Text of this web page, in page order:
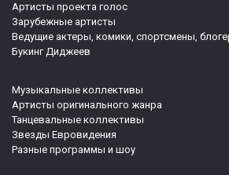
Артисты проекта голос
Зарубежные артисты
Ведущие актеры, комики, спортсмены,
Букинг Диджеев
Музыкальные коллективы
Артисты оригинального жанра
Танцевальные коллективы
Звезды Евровидения
Разные программы и шоу